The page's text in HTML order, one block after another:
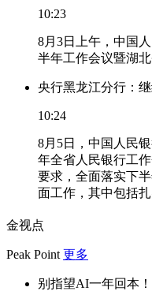
10:23
8月3日上午，中国
半年工作会议暨湖
央行黑龙江分行：
10:24
8月5日，中国人民
年全省人民银行工
要求，全面落实下
面工作，其中包括
金视点
Peak Point 更多
别指望AI一年回本